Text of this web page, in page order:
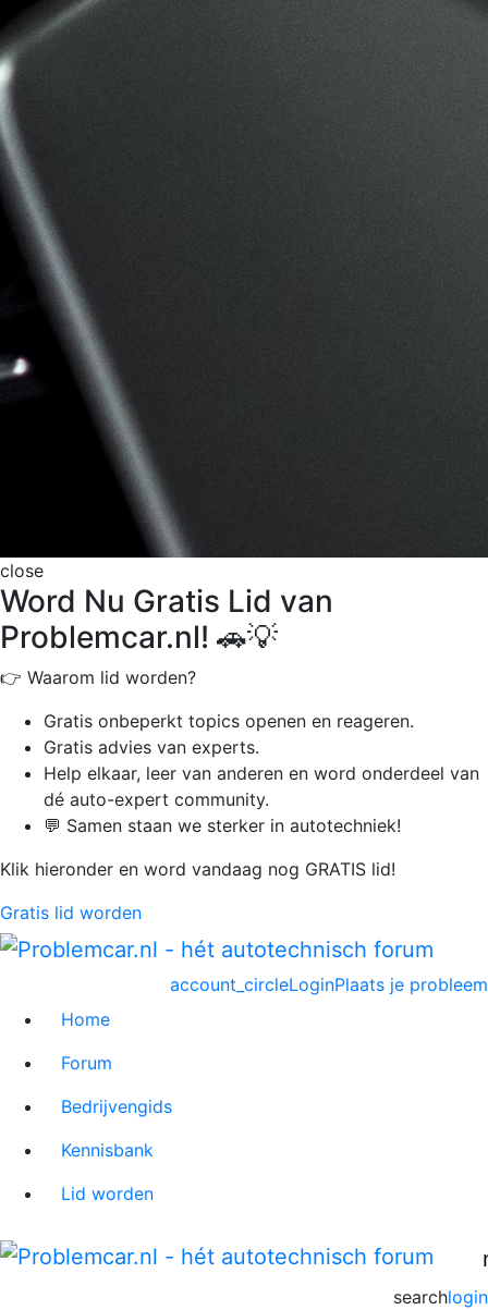
close
Word Nu Gratis Lid van
Problemcar.nl! 🚗💡
👉 Waarom lid worden?
Gratis onbeperkt topics openen en reageren.
Gratis advies van experts.
Help elkaar, leer van anderen en word onderdeel van
dé auto-expert community.
💬 Samen staan we sterker in autotechniek!
Klik hieronder en word vandaag nog GRATIS lid!
Gratis lid worden
Plaats je probleem
account_circleLogin
Home
Forum
Bedrijvengids
Kennisbank
Lid worden
login
search